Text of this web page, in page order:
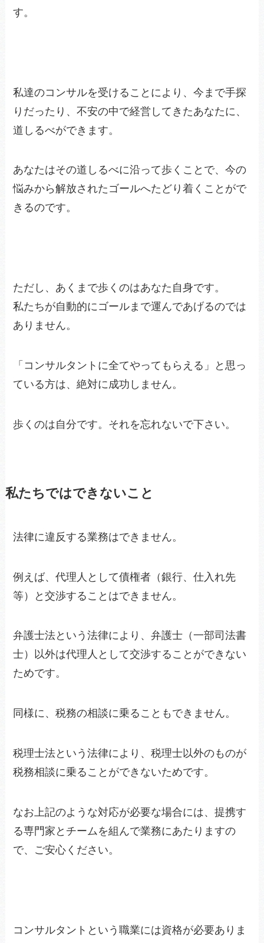
す。
私達のコンサルを受けることにより、今まで手探
りだったり、不安の中で経営してきたあなたに、
道しるべができます。
あなたはその道しるべに沿って歩くことで、今の
悩みから解放されたゴールへたどり着くことがで
きるのです。
ただし、あくまで歩くのはあなた自身です。
私たちが自動的にゴールまで運んであげるのでは
ありません。
「コンサルタントに全てやってもらえる」と思っ
ている方は、絶対に成功しません。
歩くのは自分です。それを忘れないで下さい。
私たちではできないこと
法律に違反する業務はできません。
例えば、代理人として債権者（銀行、仕入れ先
等）と交渉することはできません。
弁護士法という法律により、弁護士（一部司法書
士）以外は代理人として交渉することができない
ためです。
同様に、税務の相談に乗ることもできません。
税理士法という法律により、税理士以外のものが
税務相談に乗ることができないためです。
なお上記のような対応が必要な場合には、提携す
る専門家とチームを組んで業務にあたりますの
で、ご安心ください。
コンサルタントという職業には資格が必要ありま